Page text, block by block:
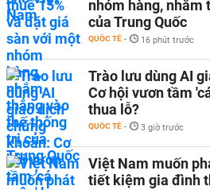
nhóm hàng, nhắm
của Trung Quốc
QUỐC TẾ - 16 phút trước
Trào lưu dùng AI
Cơ hội vươn tầm
thua lỗ?
QUỐC TẾ - 3 giờ trước
Việt Nam muốn
tiết kiệm gia đình